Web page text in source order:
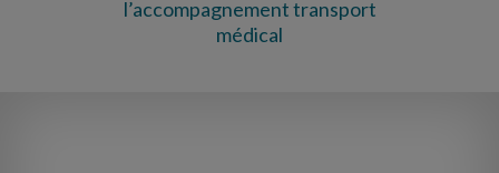
l’accompagnement transport